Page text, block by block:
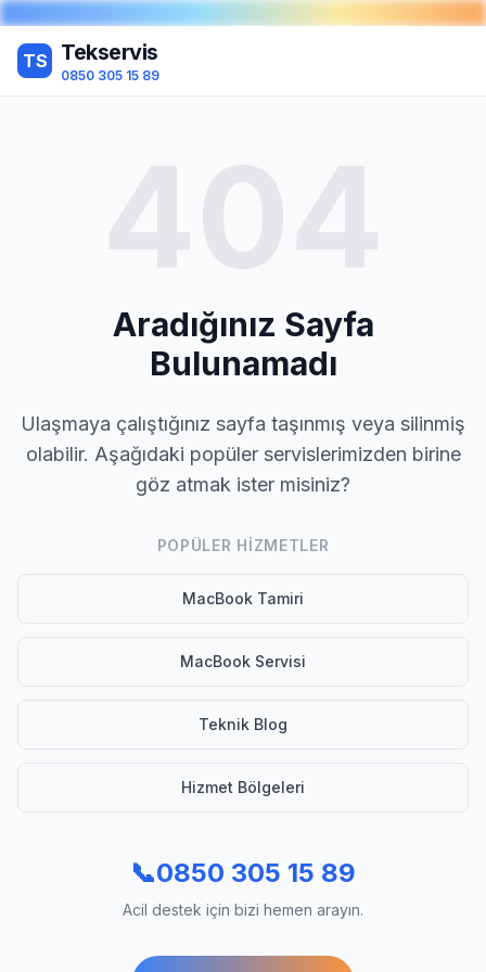
TS Tekservis
0850 305 15 89
Aradığınız Sayfa
Bulunamadı
Ulaşmaya çalıştığınız sayfa taşınmış veya silinmiş
olabilir. Aşağıdaki popüler servislerimizden birine
göz atmak ister misiniz?
POPÜLER HIZMETLER
MacBook Tamiri
MacBook Servisi
Teknik Blog
Hizmet Bölgeleri
📞0850 305 15 89
Acil destek için bizi hemen arayın.